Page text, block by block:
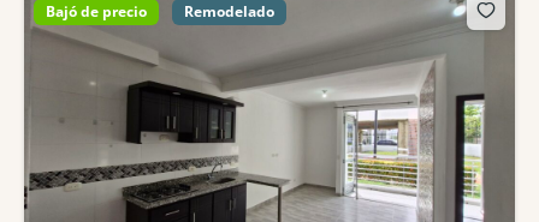
Bajó de precio Remodelado